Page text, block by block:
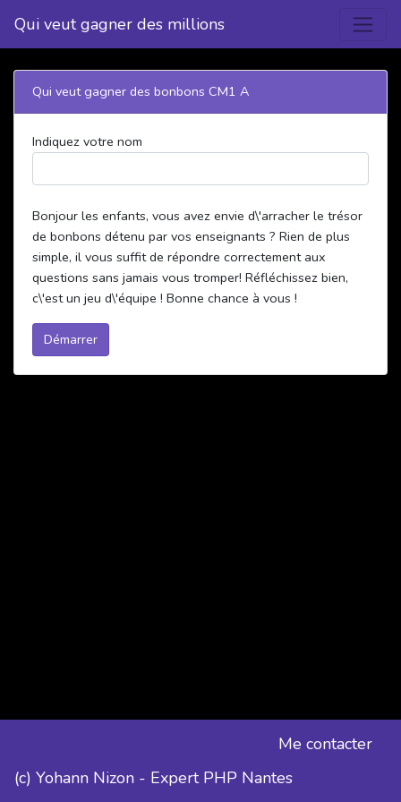
Qui veut gagner des millions
Qui veut gagner des bonbons CM1 A
Indiquez votre nom
Bonjour les enfants, vous avez envie d\'arracher le trésor
de bonbons détenu par vos enseignants ? Rien de plus
simple, il vous suffit de répondre correctement aux
questions sans jamais vous tromper! Réfléchissez bien,
c\'est un jeu d\'équipe ! Bonne chance à vous !
Me contacter
(c) Yohann Nizon - Expert PHP Nantes